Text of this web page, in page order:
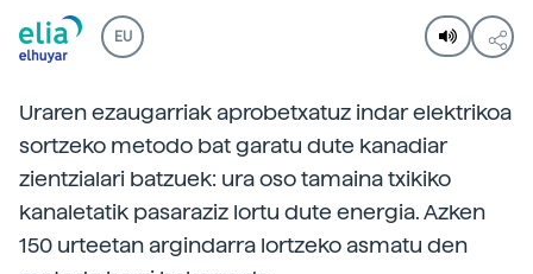
EU
Uraren ezaugarriak aprobetxatuz indar elektrikoa
sortzeko metodo bat garatu dute kanadiar
zientzialari batzuek: ura oso tamaina txikiko
kanaletatik pasaraziz lortu dute energia. Azken
150 urteetan argindarra lortzeko asmatu den